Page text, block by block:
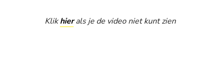
Klikhierals je de video niet kunt zien